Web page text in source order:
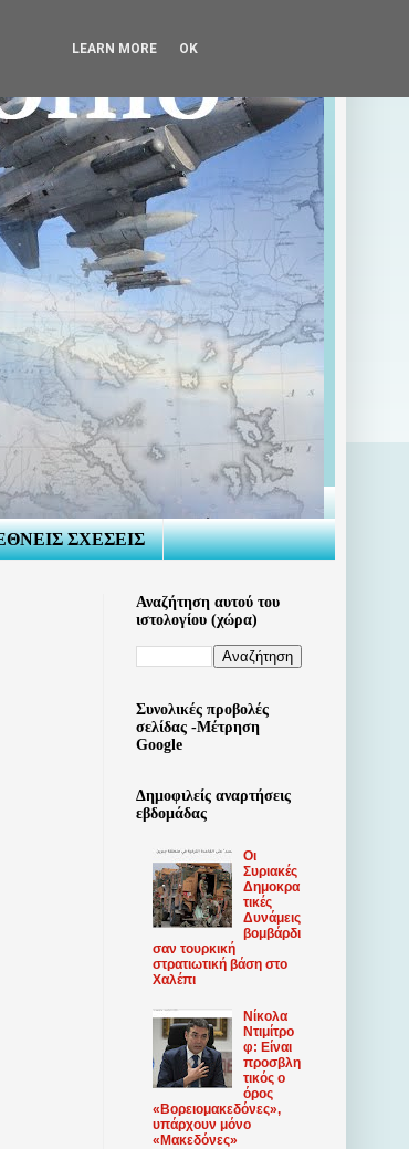
ΣΧΕΣΕΙΣ
Αναζήτηση αυτού του
ιστολογίου (χώρα)
Συνολικές προβολές
σελίδας -Μέτρηση
Google
Δημοφιλείς αναρτήσεις
εβδομάδας
Οι
Συριακές
Δημοκρα
τικές
Δυνάμεις
βομβάρδι
σαν τουρκική
στρατιωτική βάση στο
Χαλέπι
Νίκολα
Ντιμίτρο
φ: Είναι
προσβλη
τικός ο
όρος
«Βορειομακεδόνες»,
υπάρχουν μόνο
«Μακεδόνες»
LEARN MORE OK